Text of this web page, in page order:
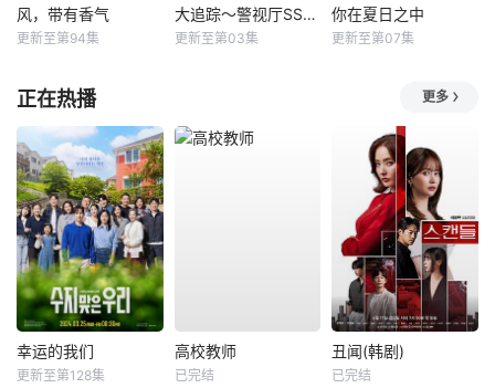
风，带有香气
更新至第94集
大追踪〜警视厅SSBC强行犯系〜第二季
更新至第03集
你在夏日之中
更新至第07集
正在热播 更多
幸运的我们
更新至第128集
高校教师
已完结
丑闻(韩剧)
已完结